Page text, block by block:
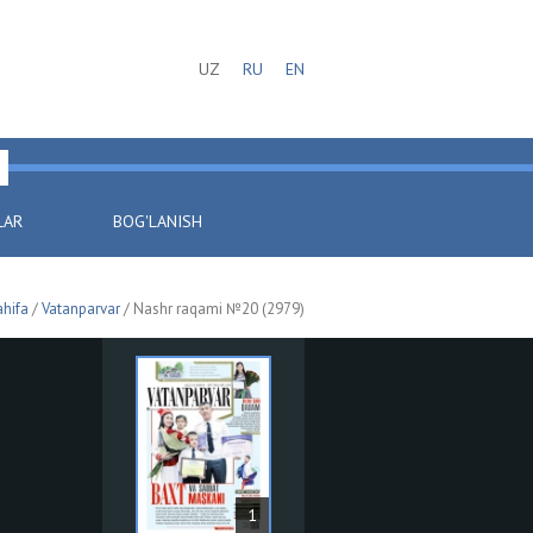
UZ RU EN
BOG'LANISH
/Vatanparvar/ Nashr raqami №20 (2979)
1